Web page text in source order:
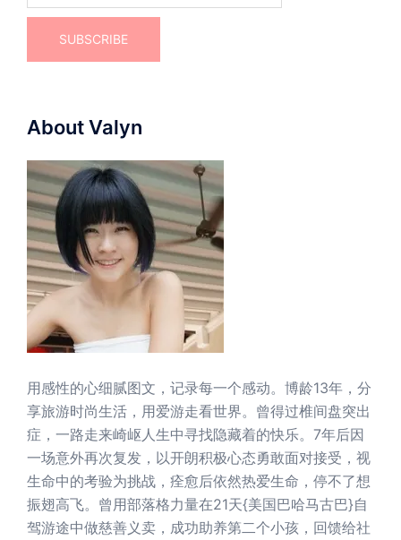
About Valyn
用感性的心细腻图文，记录每一个感动。博龄13年，分
享旅游时尚生活，用爱游走看世界。曾得过椎间盘突出
症，一路走来崎岖人生中寻找隐藏着的快乐。7年后因
一场意外再次复发，以开朗积极心态勇敢面对接受，视
生命中的考验为挑战，痊愈后依然热爱生命，停不了想
振翅高飞。曾用部落格力量在21天{美国巴哈马古巴}自
驾游途中做慈善义卖，成功助养第二个小孩，回馈给社